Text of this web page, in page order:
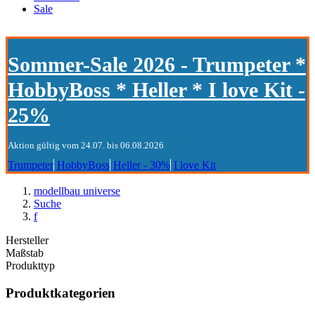
Sale
Sommer-Sale 2026 - Trumpeter *
HobbyBoss * Heller * I love Kit -
25%
Aktion gültig vom 24.07. bis 06.08.2026
Trumpeter HobbyBoss Heller - 30% I love Kit
modellbau universe
Suche
f
Hersteller
Maßstab
Produkttyp
Produktkategorien